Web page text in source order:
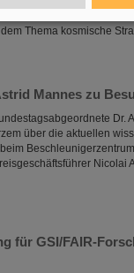
Thema kosmische
Mannes zu
Dr.
über die aktuellen
Nicolai
für GSI/FAIR-